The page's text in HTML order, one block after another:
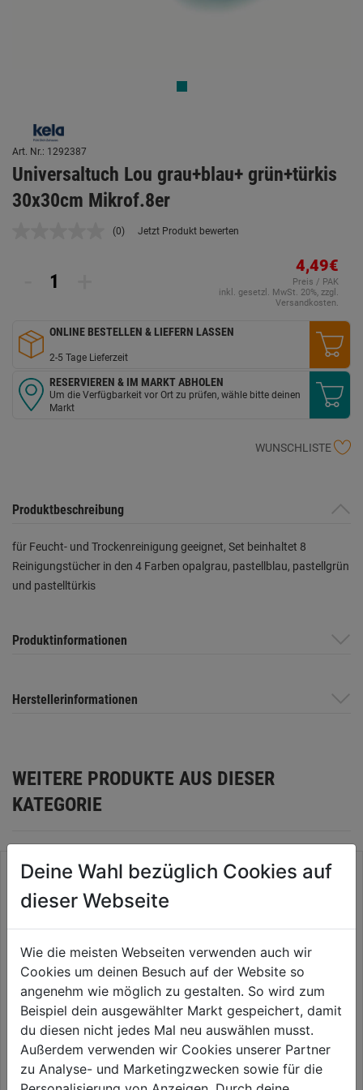
Art. Nr.: 1292387
Universaltuch Lou grau+blau+ grün+türkis
30x30cm Mikrof.8er
Kein
(0) Jetzt Produkt bewerten
4,49€
Preis / PAK
inkl. gesetzl. MwSt. 20%, zzgl.
Versandkosten.
ONLINE BESTELLEN & LIEFERN LASSEN
2-5 Tage Lieferzeit
RESERVIEREN & IM MARKT ABHOLEN
Um die Verfügbarkeit vor Ort zu prüfen, wähle bitte deinen
Markt
WUNSCHLISTE
Produktbeschreibung
für Feucht- und Trockenreinigung geeignet, Set beinhaltet 8
Reinigungstücher in den 4 Farben opalgrau, pastellblau, pastellgrün
und pastelltürkis
Produktinformationen
Herstellerinformationen
WEITERE PRODUKTE AUS DIESER
KATEGORIE
Staubwedel bunt
0.0 (0)
Microfaserreinigungstuch 4er
ca.30x40cm
0.0 (0)
Deine Wahl bezüglich Cookies auf
dieser Webseite
Wie die meisten Webseiten verwenden auch wir
Cookies um deinen Besuch auf der Website so
angenehm wie möglich zu gestalten. So wird zum
Beispiel dein ausgewählter Markt gespeichert, damit
du diesen nicht jedes Mal neu auswählen musst.
Außerdem verwenden wir Cookies unserer Partner
zu Analyse- und Marketingzwecken sowie für die